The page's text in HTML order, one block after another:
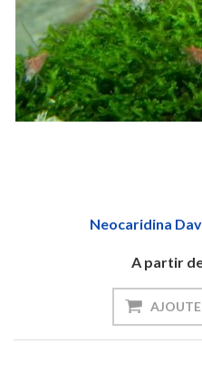
Neocaridina
A partir